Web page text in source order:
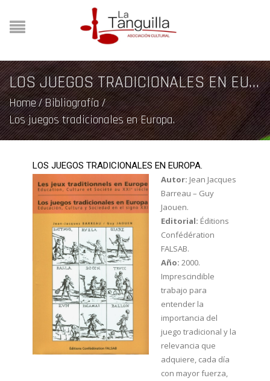
LOS JUEGOS TRADICIONALES EN EUROPA.
Home/Bibliografía/
Los juegos tradicionales en Europa.
LOS JUEGOS TRADICIONALES EN EUROPA.
Autor: Jean Jacques
Barreau – Guy
Jaouen.
Editorial: Éditions
Confédération
FALSAB.
Año: 2000.
Imprescindible
trabajo para
entender la
importancia del
juego tradicional y la
relevancia que
adquiere, cada día
con mayor fuerza,